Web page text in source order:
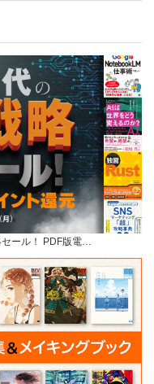
セール！ PDF版電…